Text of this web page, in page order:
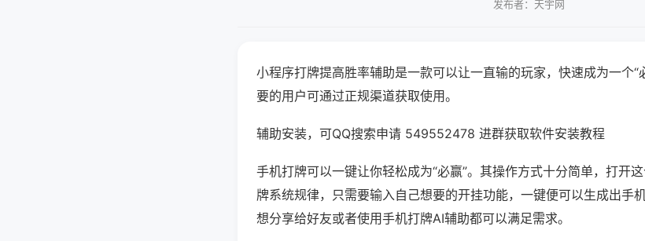
发布者：天宇网
小程序打牌提高胜率辅助是一款可以让一直输的玩家，快速成为一个“
要的用户可通过正规渠道获取使用。
辅助安装，可QQ搜索申请 549552478 进群获取软件安装教程
手机打牌可以一键让你轻松成为“必赢”。其操作方式十分简单，打开
牌系统规律，只需要输入自己想要的开挂功能，一键便可以生成出手
想分享给好友或者使用手机打牌AI辅助都可以满足需求。